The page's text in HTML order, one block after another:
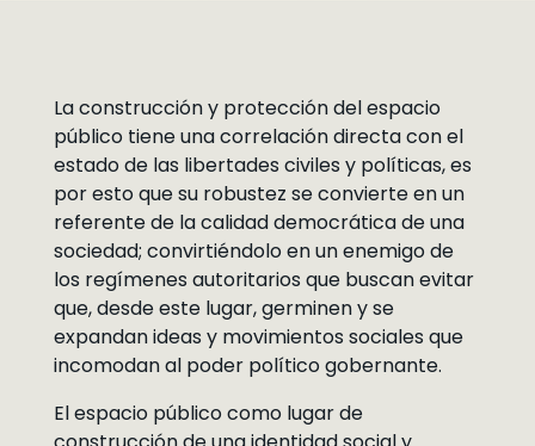
La construcción y protección del espacio
público tiene una correlación directa con el
estado de las libertades civiles y políticas, es
por esto que su robustez se convierte en un
referente de la calidad democrática de una
sociedad; convirtiéndolo en un enemigo de
los regímenes autoritarios que buscan evitar
que, desde este lugar, germinen y se
expandan ideas y movimientos sociales que
incomodan al poder político gobernante.
El espacio público como lugar de